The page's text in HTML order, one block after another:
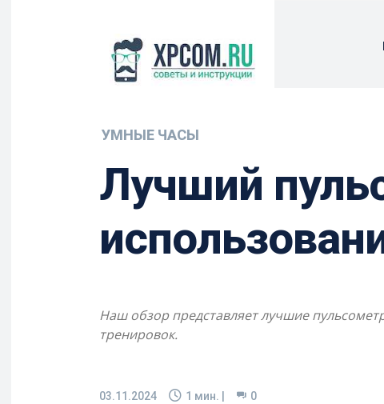
УМНЫЕ ЧАСЫ
Лучший
Наш обзор представляет лучшие
тренировок.
03.11.2024 1 мин. | 0